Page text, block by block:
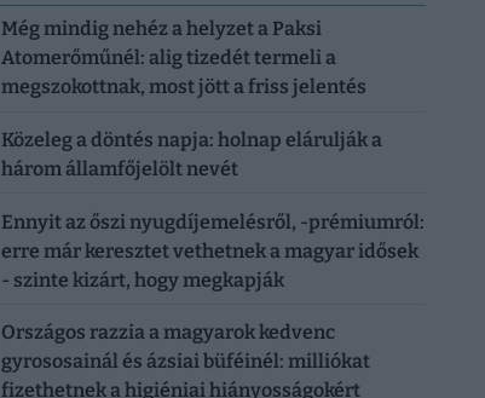
Még mindig nehéz a helyzet a Paksi
Atomerőműnél: alig tizedét termeli a
megszokottnak, most jött a friss jelentés
Közeleg a döntés napja: holnap elárulják a
három államfőjelölt nevét
Ennyit az őszi nyugdíjemelésről, -prémiumról:
erre már keresztet vethetnek a magyar idősek
- szinte kizárt, hogy megkapják
Országos razzia a magyarok kedvenc
gyrososainál és ázsiai büféinél: milliókat
fizethetnek a higiéniai hiányosságokért